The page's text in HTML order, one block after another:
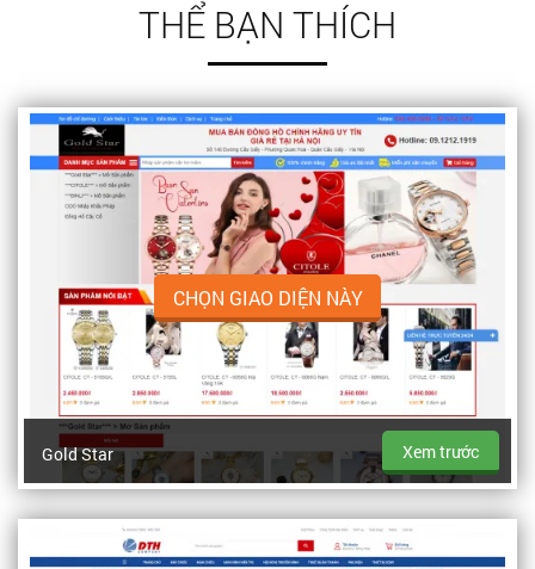
THỂ BẠN THÍCH
CHỌN GIAO DIỆN NÀY
Gold Star Xem trước